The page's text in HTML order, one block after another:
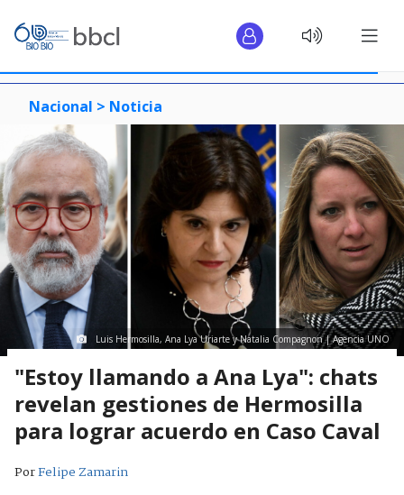
Nacional > Noticia
Luis Hermosilla, Ana Lya Uriarte y Natalia Compagnon | Agencia UNO
"Estoy llamando a Ana Lya": chats
revelan gestiones de Hermosilla
para lograr acuerdo en Caso Caval
PorFelipe Zamarin